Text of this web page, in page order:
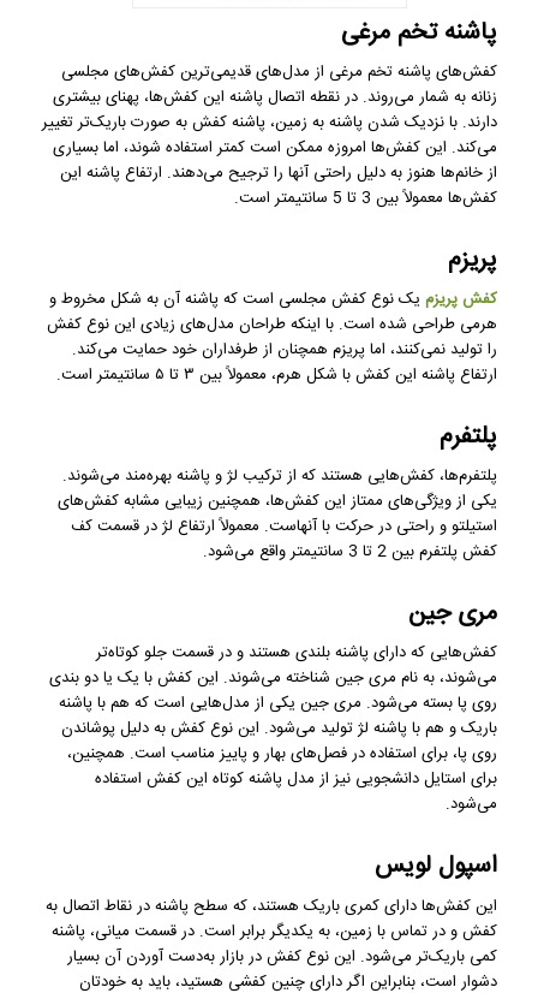
پاشنه تخم مرغی
کفش‌های پاشنه تخم مرغی از مدل‌های قدیمی‌ترین کفش‌های مجلسی
زنانه به شمار می‌روند. در نقطه اتصال پاشنه این کفش‌ها، پهنای بیشتری
دارند. با نزدیک شدن پاشنه به زمین، پاشنه کفش به صورت باریک‌تر تغییر
می‌کند. این کفش‌ها امروزه ممکن است کمتر استفاده شوند، اما بسیاری
از خانم‌ها هنوز به دلیل راحتی آنها را ترجیح می‌دهند. ارتفاع پاشنه این
کفش‌ها معمولاً بین 3 تا 5 سانتیمتر است.
پریزم
کفش پریزمیک نوع کفش مجلسی است که پاشنه آن به شکل مخروط و
هرمی طراحی شده است. با اینکه طراحان مدل‌های زیادی این نوع کفش
را تولید نمی‌کنند، اما پریزم همچنان از طرفداران خود حمایت می‌کند.
ارتفاع پاشنه این کفش با شکل هرم، معمولاً بین ۳ تا ۵ سانتیمتر است.
پلتفرم
پلتفرم‌ها، کفش‌هایی هستند که از ترکیب لژ و پاشنه بهره‌مند می‌شوند.
یکی از ویژگی‌های ممتاز این کفش‌ها، همچنین زیبایی مشابه کفش‌های
استیلتو و راحتی در حرکت با آنهاست. معمولاً ارتفاع لژ در قسمت کف
کفش پلتفرم بین 2 تا 3 سانتیمتر واقع می‌شود.
مری جین
کفش‌هایی که دارای پاشنه بلندی هستند و در قسمت جلو کوتاه‌تر
می‌شوند، به نام مری جین شناخته می‌شوند. این کفش با یک یا دو بندی
روی پا بسته می‌شود. مری جین یکی از مدل‌هایی است که هم با پاشنه
باریک و هم با پاشنه لژ تولید می‌شود. این نوع کفش به دلیل پوشاندن
روی پا، برای استفاده در فصل‌های بهار و پاییز مناسب است. همچنین،
برای استایل دانشجویی نیز از مدل پاشنه کوتاه این کفش استفاده
می‌شود.
اسپول لویس
این کفش‌ها دارای کمری باریک هستند، که سطح پاشنه در نقاط اتصال به
کفش و در تماس با زمین، به یکدیگر برابر است. در قسمت میانی، پاشنه
کمی باریک‌تر می‌شود. این نوع کفش در بازار به‌دست آوردن آن بسیار
دشوار است، بنابراین اگر دارای چنین کفشی هستید، باید به خودتان